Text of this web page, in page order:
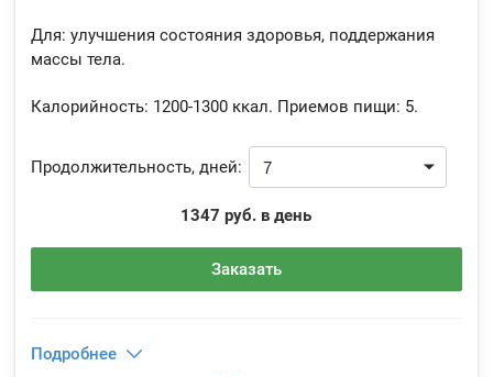
Для: улучшения состояния здоровья, поддержания
массы тела.
Калорийность: 1200-1300 ккал. Приемов пищи: 5.
Продолжительность, дней:
1347 руб. в день
Заказать
Подробнее